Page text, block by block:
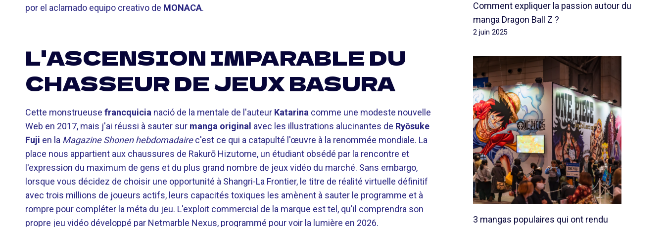
por el aclamado equipo creativo de MONACA.
L'ASCENSION IMPARABLE DU
CHASSEUR DE JEUX BASURA
Cette monstrueuse francquicia nació de la mentale de l'auteur Katarina comme une modeste nouvelle
Web en 2017, mais j'ai réussi à sauter sur manga original avec les illustrations alucinantes de Ryōsuke
Fuji en la Magazine Shonen hebdomadairec'est ce qui a catapulté l'œuvre à la renommée mondiale. La
place nous appartient aux chaussures de Rakurō Hizutome, un étudiant obsédé par la rencontre et
l'expression du maximum de gens et du plus grand nombre de jeux vidéo du marché. Sans embargo,
lorsque vous décidez de choisir une opportunité à Shangri-La Frontier, le titre de réalité virtuelle définitif
avec trois millions de joueurs actifs, leurs capacités toxiques les amènent à sauter le programme et à
rompre pour compléter la méta du jeu. L'exploit commercial de la marque est tel, qu'il comprendra son
propre jeu vidéo développé par Netmarble Nexus, programmé pour voir la lumière en 2026.
Comment expliquer la passion autour du
manga Dragon Ball Z ?
2 juin 2025
3 mangas populaires qui ont rendu